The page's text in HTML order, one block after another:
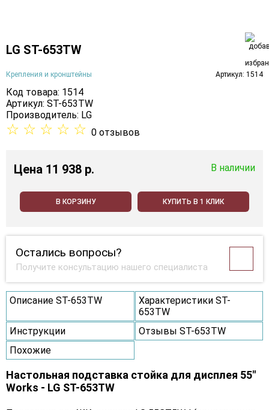
LG ST-653TW
Крепления и кронштейны Артикул: 1514
Код товара: 1514
Артикул: ST-653TW
Производитель: LG
☆ ☆ ☆ ☆ ☆ 0 отзывов
Цена 11 938 p. В наличии
В КОРЗИНУ КУПИТЬ В 1 КЛИК
Остались вопросы?
Получите консультацию нашего специалиста
Описание ST-653TW
Характеристики ST-
653TW
Инструкции
Отзывы ST-653TW
Похожие
Настольная подставка стойка для дисплея 55"
Works - LG ST-653TW